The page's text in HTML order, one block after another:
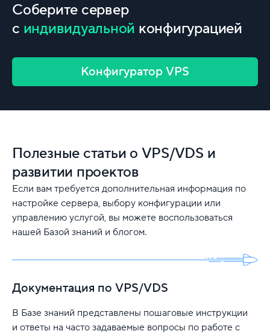
Соберите сервер
с индивидуальной конфигурацией
Конфигуратор VPS
Полезные статьи о VPS/VDS и
развитии проектов
Если вам требуется дополнительная информация по
настройке сервера, выбору конфигурации или
управлению услугой, вы можете воспользоваться
нашей Базой знаний и блогом.
Документация по VPS/VDS
В Базе знаний представлены пошаговые инструкции
и ответы на часто задаваемые вопросы по работе с